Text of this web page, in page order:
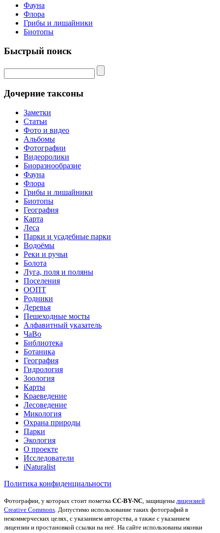
Фауна
Флора
Грибы и лишайники
Биотопы
Быстрый поиск
Дочерние таксоны
Заметки
Статьи
Фото и видео
Альбомы
Фотографии
Видеоролики
Биоразнообразие
Фауна
Флора
Грибы и лишайники
Биотопы
География
Карта
Леса
Парки и усадебные парки
Водоёмы
Реки и ручьи
Болота
Луга, поля и поляны
Поселения
ООПТ
Родники
Деревья
Пешеходные мосты
Алфавитный указатель
ЧаВо
Библиотека
Ботаника
География
Гидрология
Зоология
Карты
Краеведение
Лесоведение
Микология
Охрана природы
Парки
Экология
О проекте
Исследователи
iNaturalist
Политика конфиденциальности
Фотографии, у которых стоит пометка CC-BY-NC , защищены лицензией
Creative Commons . Допустимо использование таких фотографий в
некоммерческих целях, с указанием авторства, а также с указанием
лицензии и простановкой ссылки на неё. На сайте использованы иконки